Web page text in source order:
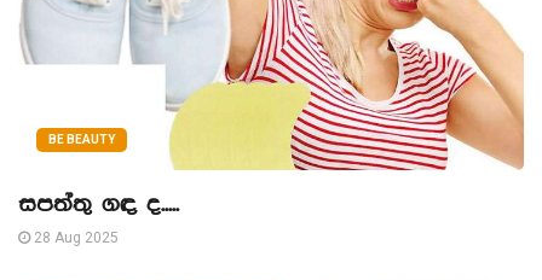
BE BEAUTY
සපත්තු ගඳ ද.....
28 Aug 2025